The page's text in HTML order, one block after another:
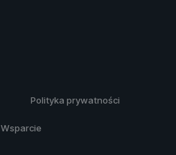
Polityka prywatności
Wsparcie